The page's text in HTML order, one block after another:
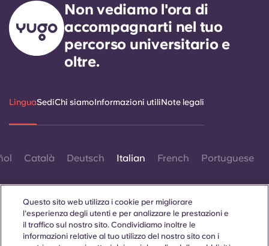
Non vediamo l'ora di
accompagnarti nel tuo
percorso universitario e
oltre.
LinguaSediChi siamoInformazioni utiliNote legali
Català Deutsch Italian French Portuguese
Contattaci
Questo sito web utilizza i cookie per migliorare
l'esperienza degli utenti e per analizzare le prestazioni e
il traffico sul nostro sito. Condividiamo inoltre le
informazioni relative al tuo utilizzo del nostro sito con i